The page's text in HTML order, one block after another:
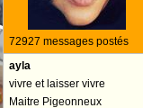
72927 messages postés
ayla
vivre et laisser vivre
Maitre Pigeonneux